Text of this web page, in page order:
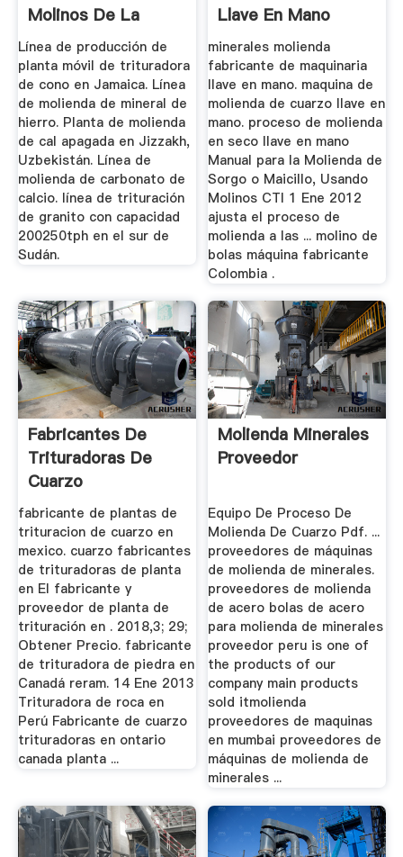
Molinos De La
Mexico
Línea de producción de
planta móvil de trituradora
de cono en Jamaica. Línea
de molienda de mineral de
hierro. Planta de molienda
de cal apagada en Jizzakh,
Uzbekistán. Línea de
molienda de carbonato de
calcio. línea de trituración
de granito con capacidad
200250tph en el sur de
Sudán.
Llave En Mano
minerales molienda
fabricante de maquinaria
llave en mano. maquina de
molienda de cuarzo llave en
mano. proceso de molienda
en seco llave en mano
Manual para la Molienda de
Sorgo o Maicillo, Usando
Molinos CTI 1 Ene 2012
ajusta el proceso de
molienda a las ... molino de
bolas máquina fabricante
Colombia .
Fabricantes De
Trituradoras De
Cuarzo
fabricante de plantas de
trituracion de cuarzo en
mexico. cuarzo fabricantes
de trituradoras de planta
en El fabricante y
proveedor de planta de
trituración en . 2018,3; 29;
Obtener Precio. fabricante
de trituradora de piedra en
Canadá reram. 14 Ene 2013
Trituradora de roca en
Perú Fabricante de cuarzo
trituradoras en ontario
canada planta ...
Molienda Minerales
Proveedor
Equipo De Proceso De
Molienda De Cuarzo Pdf. ...
proveedores de máquinas
de molienda de minerales.
proveedores de molienda
de acero bolas de acero
para molienda de minerales
proveedor peru is one of
the products of our
company main products
sold itmolienda
proveedores de maquinas
en mumbai proveedores de
máquinas de molienda de
minerales ...